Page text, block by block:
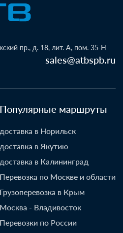
пр., д. 18, лит. А, пом. 35-Н
sales@atbspb.ru
Популярные маршруты
доставка в Норильск
доставка в Якутию
доставка в Калининград
Перевозка по Москве и области
Грузоперевозка в Крым
Москва - Владивосток
Перевозки по России